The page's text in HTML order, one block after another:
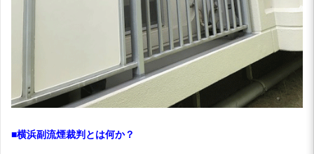
■横浜副流煙裁判とは何か？